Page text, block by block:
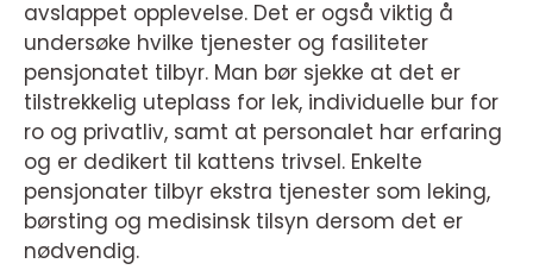
avslappet opplevelse. Det er også viktig å
undersøke hvilke tjenester og fasiliteter
pensjonatet tilbyr. Man bør sjekke at det er
tilstrekkelig uteplass for lek, individuelle bur for
ro og privatliv, samt at personalet har erfaring
og er dedikert til kattens trivsel. Enkelte
pensjonater tilbyr ekstra tjenester som leking,
børsting og medisinsk tilsyn dersom det er
nødvendig.